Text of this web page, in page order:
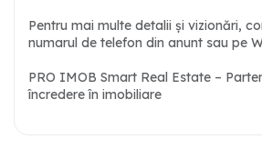
Pentru mai multe detalii și vizionări,
numarul de telefon din anunt sau pe
PRO IMOB Smart Real Estate –
încredere în imobiliare